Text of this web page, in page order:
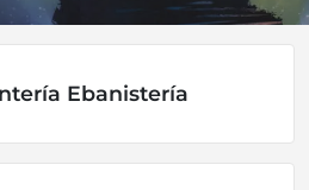
Ebanistería